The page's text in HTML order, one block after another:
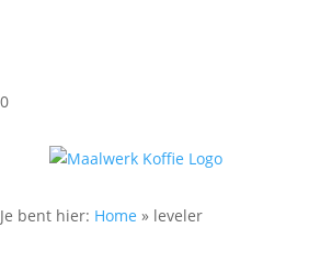
0
Je bent hier: Home » leveler